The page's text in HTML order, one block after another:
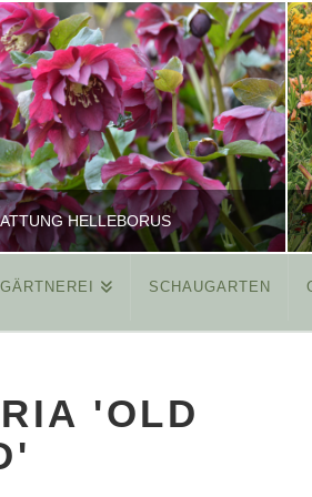
HELLEBORUS
REINHARD
MÄRZ 26, 2015
GÄRTNEREI SCHAUGARTEN
'OLD